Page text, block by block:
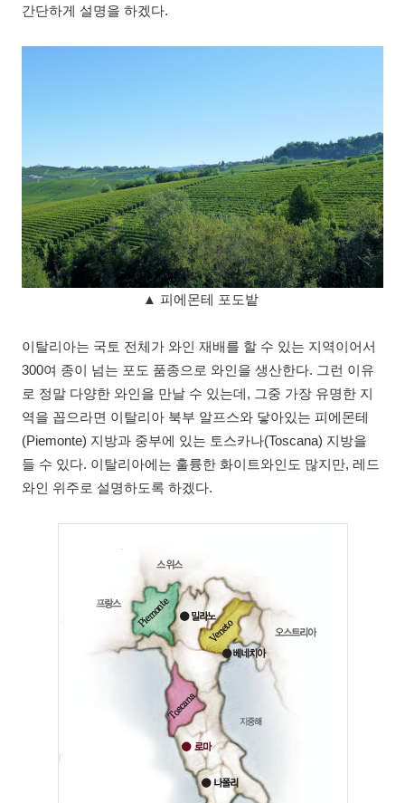
간단하게 설명을 하겠다.
▲ 피에몬테 포도밭
이탈리아는 국토 전체가 와인 재배를 할 수 있는 지역이어서
300여 종이 넘는 포도 품종으로 와인을 생산한다. 그런 이유
로 정말 다양한 와인을 만날 수 있는데, 그중 가장 유명한 지
역을 꼽으라면 이탈리아 북부 알프스와 닿아있는 피에몬테
(Piemonte) 지방과 중부에 있는 토스카나(Toscana) 지방을
들 수 있다. 이탈리아에는 훌륭한 화이트와인도 많지만, 레드
와인 위주로 설명하도록 하겠다.